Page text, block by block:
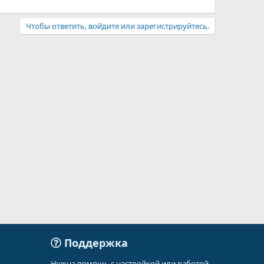
Чтобы ответить, войдите или зарегистрируйтесь.
Поддержка